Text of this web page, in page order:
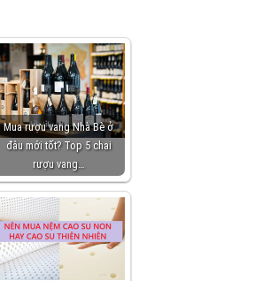
Mua rượu vang Nhà Bè ở
đâu mới tốt? Top 5 chai
rượu vang…